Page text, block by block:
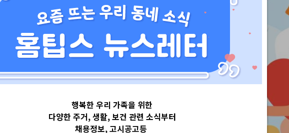
행복한 우리 가족을 위한
다양한 주거, 생활, 보건 관련 소식부터
채용정보, 고시공고등